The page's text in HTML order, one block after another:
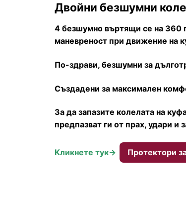
Двойни безшумни
4 безшумно въртящи се на 360
маневреност при движение на
По-здрави, безшумни за
Създадени за максимален
За да запазите колелата на
предпазват ги от прах, удари и
Кликнете тук-> Протектори